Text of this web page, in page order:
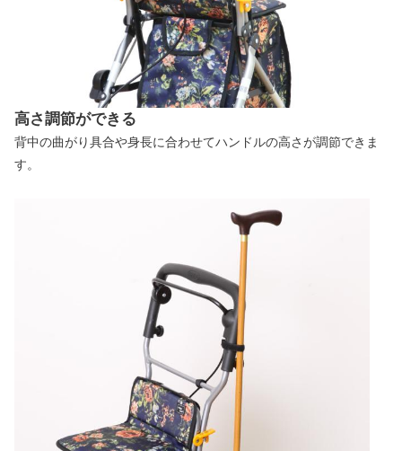
高さ調節ができる
背中の曲がり具合や身長に合わせてハンドルの高さが調節できま
す。